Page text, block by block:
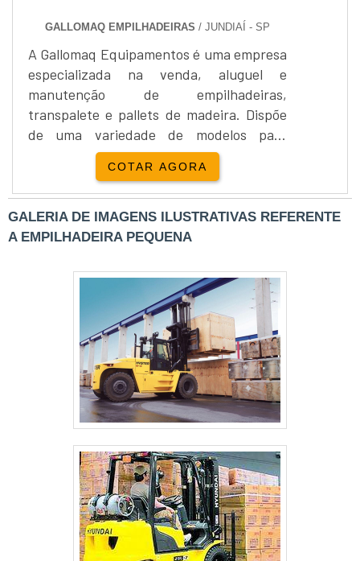
GALLOMAQ EMPILHADEIRAS / JUNDIAÍ - SP
A Gallomaq Equipamentos é uma empresa
especializada na venda, aluguel e
manutenção de empilhadeiras,
transpalete e pallets de madeira. Dispõe
de uma variedade de modelos para
atender as mais diversas necessidades de
seus clientes, que buscam um
equipamento que alie a agilidade,
eficiência e segurança no cotidiano de
sua empresa.Por ser uma empresa
de peças de reposição para
empilhadeiras, rebocadores, pá....
COTAR AGORA
GALERIA DE IMAGENS ILUSTRATIVAS REFERENTE
A EMPILHADEIRA PEQUENA